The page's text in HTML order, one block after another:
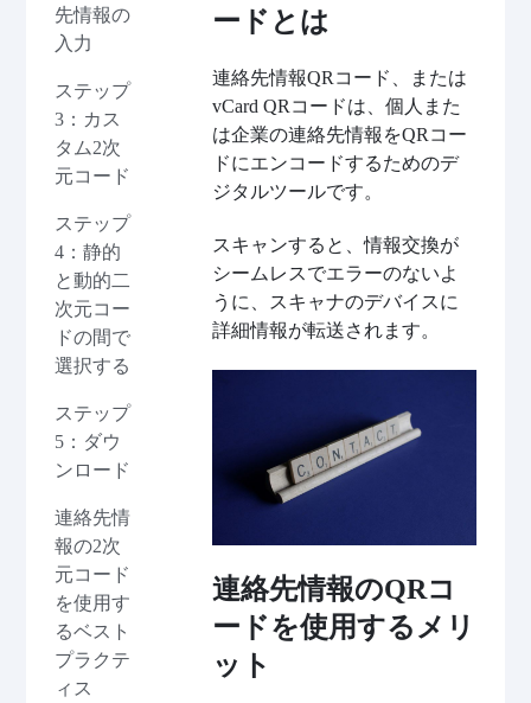
先情報の
入力
ステップ
3：カス
タム2次
元コード
ステップ
4：静的
と動的二
次元コー
ドの間で
選択する
ステップ
5：ダウ
ンロード
連絡先情
報の2次
元コード
を使用す
るベスト
プラクテ
ィス
ードとは
連絡先情報QRコード、または
vCard QRコードは、個人また
は企業の連絡先情報をQRコー
ドにエンコードするためのデ
ジタルツールです。
スキャンすると、情報交換が
シームレスでエラーのないよ
うに、スキャナのデバイスに
詳細情報が転送されます。
連絡先情報のQRコ
ードを使用するメリ
ット